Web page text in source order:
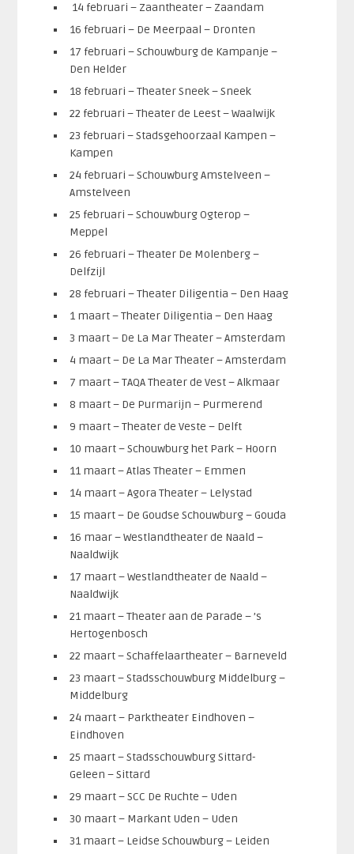
14 februari – Zaantheater – Zaandam
16 februari – De Meerpaal – Dronten
17 februari – Schouwburg de Kampanje –
Den Helder
18 februari – Theater Sneek – Sneek
22 februari – Theater de Leest – Waalwijk
23 februari – Stadsgehoorzaal Kampen –
Kampen
24 februari – Schouwburg Amstelveen –
Amstelveen
25 februari – Schouwburg Ogterop –
Meppel
26 februari – Theater De Molenberg –
Delfzijl
28 februari – Theater Diligentia – Den Haag
1 maart – Theater Diligentia – Den Haag
3 maart – De La Mar Theater – Amsterdam
4 maart – De La Mar Theater – Amsterdam
7 maart – TAQA Theater de Vest – Alkmaar
8 maart – De Purmarijn – Purmerend
9 maart – Theater de Veste – Delft
10 maart – Schouwburg het Park – Hoorn
11 maart – Atlas Theater – Emmen
14 maart – Agora Theater – Lelystad
15 maart – De Goudse Schouwburg – Gouda
16 maar – Westlandtheater de Naald –
Naaldwijk
17 maart – Westlandtheater de Naald –
Naaldwijk
21 maart – Theater aan de Parade – ’s
Hertogenbosch
22 maart – Schaffelaartheater – Barneveld
23 maart – Stadsschouwburg Middelburg –
Middelburg
24 maart – Parktheater Eindhoven –
Eindhoven
25 maart – Stadsschouwburg Sittard-
Geleen – Sittard
29 maart – SCC De Ruchte – Uden
30 maart – Markant Uden – Uden
31 maart – Leidse Schouwburg – Leiden